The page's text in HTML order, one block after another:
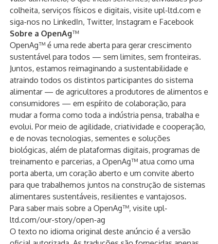
colheita, serviços físicos e digitais, visite upl-ltd.com e
siga-nos no LinkedIn, Twitter, Instagram e Facebook
Sobre a OpenAg™
OpenAg™ é uma rede aberta para gerar crescimento
sustentável para todos — sem limites, sem fronteiras.
Juntos, estamos reimaginando a sustentabilidade e
atraindo todos os distintos participantes do sistema
alimentar — de agricultores a produtores de alimentos e
consumidores — em espírito de colaboração, para
mudar a forma como toda a indústria pensa, trabalha e
evolui. Por meio de agilidade, criatividade e cooperação,
e de novas tecnologias, sementes e soluções
biológicas, além de plataformas digitais, programas de
treinamento e parcerias, a OpenAg™ atua como uma
porta aberta, um coração aberto e um convite aberto
para que trabalhemos juntos na construção de sistemas
alimentares sustentáveis, resilientes e vantajosos.
Para saber mais sobre a OpenAg™, visite upl-
ltd.com/our-story/open-ag
O texto no idioma original deste anúncio é a versão